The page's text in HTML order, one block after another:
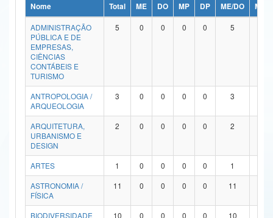
Ministério da Ciência, Tecnologia, Inovações e Comunicações
Ministério do Meio Ambiente
Ministério do Turismo
Ministério do Desenvolvimento Regional
Controladoria-Geral da União
Ministério da Mulher, da Família e dos Direitos Humanos
Secretaria de Governo
Nome Total ME DO MP DP ME/DO
MP/
ADMINISTRAÇÃO
PÚBLICA E DE
EMPRESAS,
CIÊNCIAS
CONTÁBEIS E
TURISMO
5 0 0 0 0 5
ANTROPOLOGIA /
ARQUEOLOGIA
3 0 0 0 0 3
ARQUITETURA,
URBANISMO E
DESIGN
2 0 0 0 0 2
ARTES 1 0 0 0 0 1
ASTRONOMIA /
FÍSICA
11 0 0 0 0 11
BIODIVERSIDADE 10 0 0 0 0 10